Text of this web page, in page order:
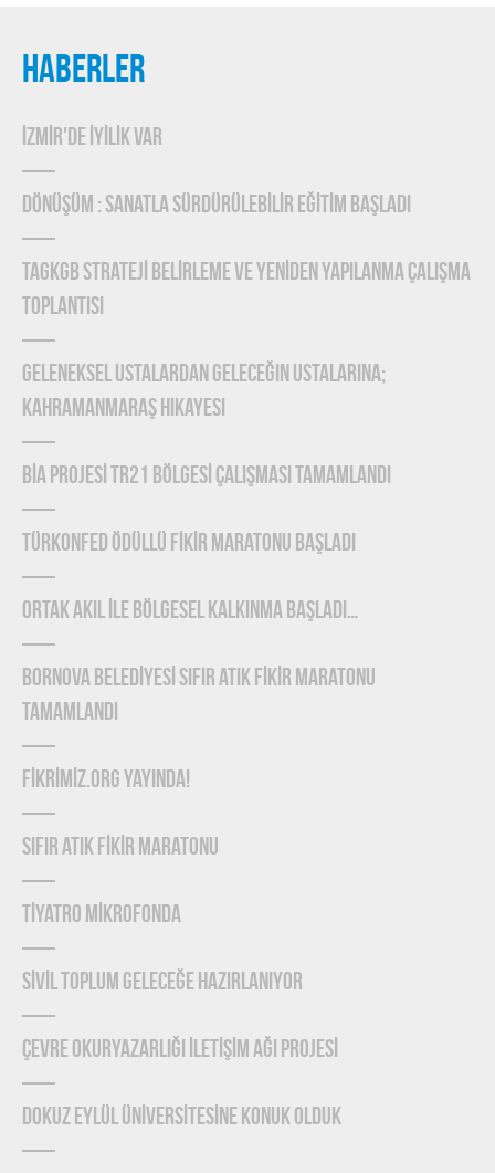
HABERLER
İZMİR'DE İYİLİK VAR
DÖNÜŞÜM : SANATLA SÜRDÜRÜLEBİLİR EĞİTİM BAŞLADI
TAGKGB STRATEJİ BELİRLEME ve YENİDEN YAPILANMA ÇALIŞMA
TOPLANTISI
Geleneksel Ustalardan Geleceğin Ustalarına;
Kahramanmaraş Hikayesi
BİA PROJESİ TR21 BÖLGESİ ÇALIŞMASI TAMAMLANDI
TÜRKONFED Ödüllü FİKİR Maratonu Başladı
ORTAK AKIL İLE BÖLGESEL KALKINMA BAŞLADI…
BORNOVA BELEDİYESİ SIFIR ATIK FİKİR MARATONU
TAMAMLANDI
FİKRİMİZ.ORG YAYINDA!
SIFIR ATIK FİKİR MARATONU
TİYATRO MİKROFONDA
SİVİL TOPLUM GELECEĞE HAZIRLANIYOR
ÇEVRE OKURYAZARLIĞI İLETİŞİM AĞI PROJESİ
DOKUZ EYLÜL ÜNİVERSİTESİNE KONUK OLDUK